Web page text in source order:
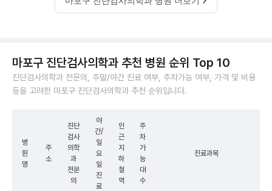
마포구 진단검사의학과 추천 병원 순위 Top 10
진단검사의학과 전문의, 주말/야간 진료 여부, 주차가능 여부, 가격 및 비용
등을 고려한 마포구 진단검사의학과 추천 순위입니다.
병
원
명
주
소
진단
검사
의학
과
전문
의
야
간/
일
요
일
진
료
인
근
지
하
철
역
주
차
가
능
대
수
진료과목